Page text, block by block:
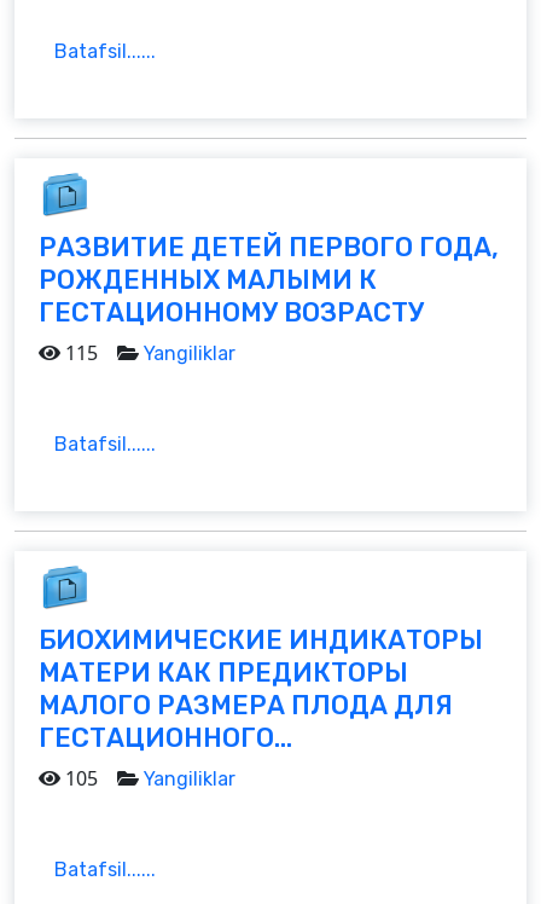
Batafsil......
РАЗВИТИЕ ДЕТЕЙ ПЕРВОГО ГОДА,
РОЖДЕННЫХ МАЛЫМИ К
ГЕСТАЦИОННОМУ ВОЗРАСТУ
115 Yangiliklar
Batafsil......
БИОХИМИЧЕСКИЕ ИНДИКАТОРЫ
МАТЕРИ КАК ПРЕДИКТОРЫ
МАЛОГО РАЗМЕРА ПЛОДА ДЛЯ
ГЕСТАЦИОННОГО...
105 Yangiliklar
Batafsil......